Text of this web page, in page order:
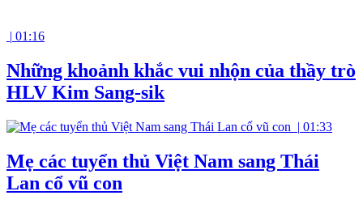
| 01:16
Những khoảnh khắc vui nhộn của thầy trò
HLV Kim Sang-sik
| 01:33
Mẹ các tuyển thủ Việt Nam sang Thái
Lan cổ vũ con